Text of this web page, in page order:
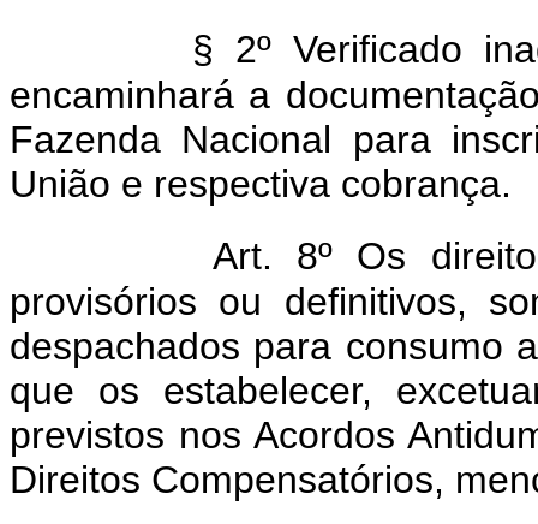
§ 2º Verificado
encaminhará a
Fazenda Nacional para
União e respectiva cobrança.
Art. 8º Os
provisórios ou definitivos,
despachados para consumo
que os estabelecer,
previstos nos Acordos
Direitos Compensatórios,